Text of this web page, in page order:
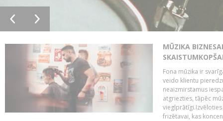
MŪZIKA
Fona mūzika ir
veido klientu
neaizmirstamus
atgriezties, tāpēc
frizētavai, kas